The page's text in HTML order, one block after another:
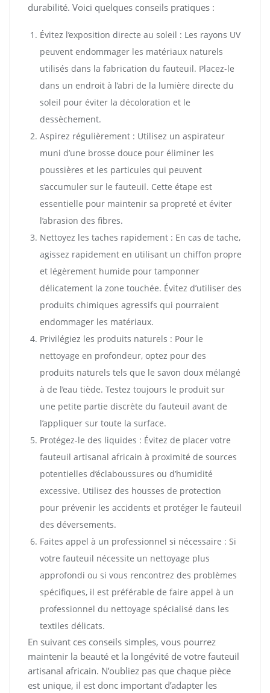
durabilité. Voici quelques conseils pratiques :
Évitez l’exposition directe au soleil : Les rayons UV
peuvent endommager les matériaux naturels
utilisés dans la fabrication du fauteuil. Placez-le
dans un endroit à l’abri de la lumière directe du
soleil pour éviter la décoloration et le
dessèchement.
Aspirez régulièrement : Utilisez un aspirateur
muni d’une brosse douce pour éliminer les
poussières et les particules qui peuvent
s’accumuler sur le fauteuil. Cette étape est
essentielle pour maintenir sa propreté et éviter
l’abrasion des fibres.
Nettoyez les taches rapidement : En cas de tache,
agissez rapidement en utilisant un chiffon propre
et légèrement humide pour tamponner
délicatement la zone touchée. Évitez d’utiliser des
produits chimiques agressifs qui pourraient
endommager les matériaux.
Privilégiez les produits naturels : Pour le
nettoyage en profondeur, optez pour des
produits naturels tels que le savon doux mélangé
à de l’eau tiède. Testez toujours le produit sur
une petite partie discrète du fauteuil avant de
l’appliquer sur toute la surface.
Protégez-le des liquides : Évitez de placer votre
fauteuil artisanal africain à proximité de sources
potentielles d’éclaboussures ou d’humidité
excessive. Utilisez des housses de protection
pour prévenir les accidents et protéger le fauteuil
des déversements.
Faites appel à un professionnel si nécessaire : Si
votre fauteuil nécessite un nettoyage plus
approfondi ou si vous rencontrez des problèmes
spécifiques, il est préférable de faire appel à un
professionnel du nettoyage spécialisé dans les
textiles délicats.
En suivant ces conseils simples, vous pourrez
maintenir la beauté et la longévité de votre fauteuil
artisanal africain. N’oubliez pas que chaque pièce
est unique, il est donc important d’adapter les